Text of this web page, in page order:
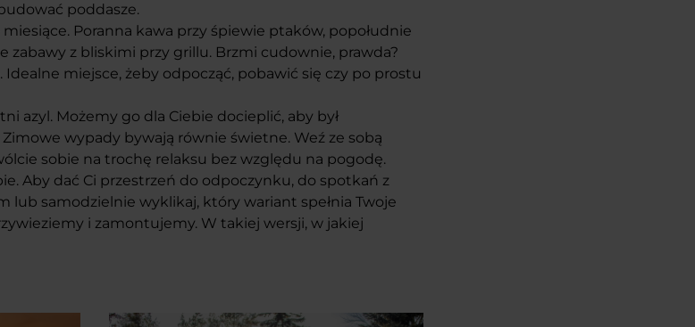
poddasze.
miesiące. Poranna kawa przy śpiewie ptaków, popołudnie
zabawy z bliskimi przy grillu. Brzmi cudownie, prawda?
miejsce, żeby odpocząć, pobawić się czy po prostu
azyl. Możemy go dla Ciebie docieplić, aby był
wypady bywają równie świetne. Weź ze sobą
sobie na trochę relaksu bez względu na pogodę.
Aby dać Ci przestrzeń do odpoczynku, do spotkań z
lub samodzielnie wyklikaj, który wariant spełnia Twoje
i zamontujemy. W takiej wersji, w jakiej